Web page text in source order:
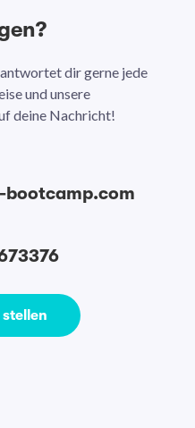
dir gerne jede
und unsere
deine Nachricht!
bootcamp.com